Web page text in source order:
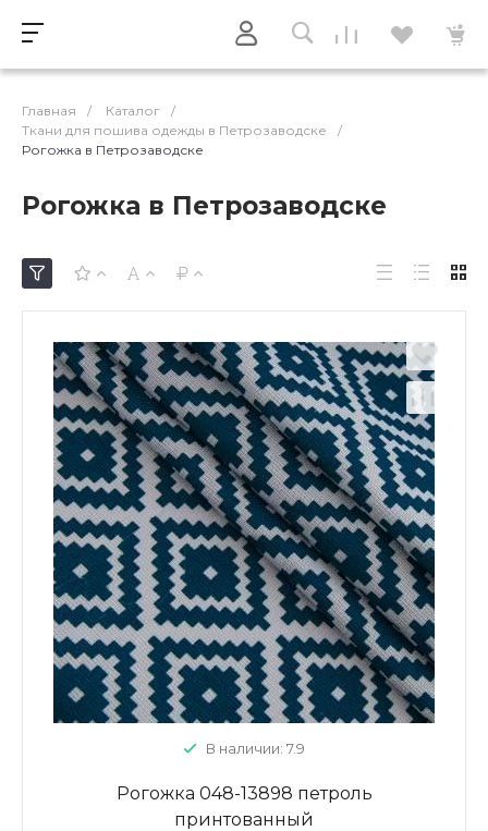
Главная / Каталог
/
Ткани для пошива одежды в Петрозаводске
/
Рогожка в Петрозаводске
Рогожка в Петрозаводске
В наличии: 7.9
Рогожка 048-13898 петроль
принтованный